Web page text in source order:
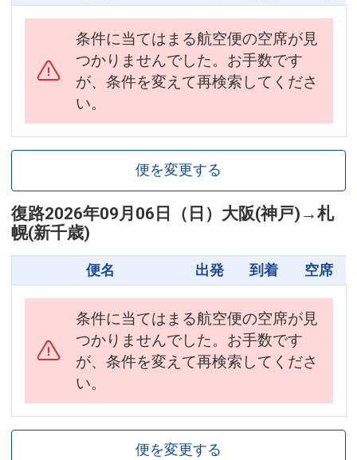
条件に当てはまる航空便の空席が見
つかりませんでした。お手数です
が、条件を変えて再検索してくださ
い。
便を変更する
復路2026年09月06日（日） 大阪(神戸) →札
幌(新千歳)
便名 出発 到着 空席
条件に当てはまる航空便の空席が見
つかりませんでした。お手数です
が、条件を変えて再検索してくださ
い。
便を変更する